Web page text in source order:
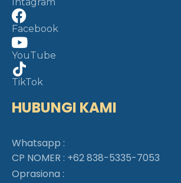
Facebook
YouTube
TikTok
HUBUNGI KAMI
Whatsapp :
CP NOMER : +62 838-5335-7053
Oprasiona :